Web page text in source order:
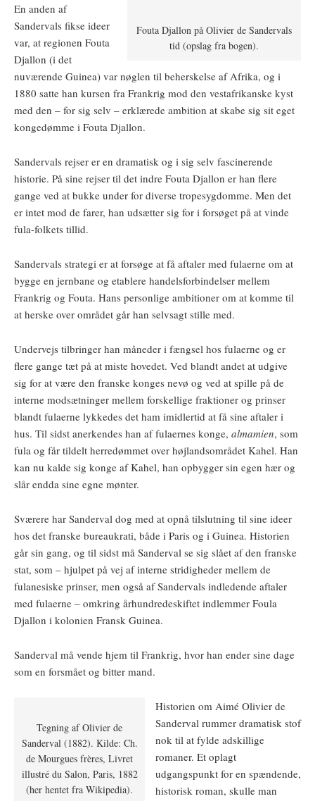
Fouta Djallon på Olivier de Sandervals
tid (opslag fra bogen).
En anden af
Sandervals fikse ideer
var, at regionen Fouta
Djallon (i det
nuværende Guinea) var nøglen til beherskelse af Afrika, og i
1880 satte han kursen fra Frankrig mod den vestafrikanske kyst
med den – for sig selv – erklærede ambition at skabe sig sit eget
kongedømme i Fouta Djallon.
Sandervals rejser er en dramatisk og i sig selv fascinerende
historie. På sine rejser til det indre Fouta Djallon er han flere
gange ved at bukke under for diverse tropesygdomme. Men det
er intet mod de farer, han udsætter sig for i forsøget på at vinde
fula-folkets tillid.
Sandervals strategi er at forsøge at få aftaler med fulaerne om at
bygge en jernbane og etablere handelsforbindelser mellem
Frankrig og Fouta. Hans personlige ambitioner om at komme til
at herske over området går han selvsagt stille med.
Undervejs tilbringer han måneder i fængsel hos fulaerne og er
flere gange tæt på at miste hovedet. Ved blandt andet at udgive
sig for at være den franske konges nevø og ved at spille på de
interne modsætninger mellem forskellige fraktioner og prinser
blandt fulaerne lykkedes det ham imidlertid at få sine aftaler i
hus. Til sidst anerkendes han af fulaernes konge, almamien, som
fula og får tildelt herredømmet over højlandsområdet Kahel. Han
kan nu kalde sig konge af Kahel, han opbygger sin egen hær og
slår endda sine egne mønter.
Sværere har Sanderval dog med at opnå tilslutning til sine ideer
hos det franske bureaukrati, både i Paris og i Guinea. Historien
går sin gang, og til sidst må Sanderval se sig slået af den franske
stat, som – hjulpet på vej af interne stridigheder mellem de
fulanesiske prinser, men også af Sandervals indledende aftaler
med fulaerne – omkring århundredeskiftet indlemmer Foula
Djallon i kolonien Fransk Guinea.
Sanderval må vende hjem til Frankrig, hvor han ender sine dage
som en forsmået og bitter mand.
Tegning af Olivier de
Sanderval (1882). Kilde: Ch.
de Mourgues frères, Livret
illustré du Salon, Paris, 1882
(her hentet fra Wikipedia).
Historien om Aimé Olivier de
Sanderval rummer dramatisk stof
nok til at fylde adskillige
romaner. Et oplagt
udgangspunkt for en spændende,
historisk roman, skulle man